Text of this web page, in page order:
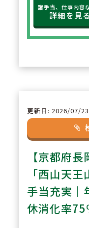
薬剤師と
躍できま
POINT
訪問診療
して、服
して担当
り添った
POINT
【安心の教
諸手当、仕事内容
詳細を見る
更新日: 2026/07/23
【京都府
「西山天
手当充実｜
休消化率75